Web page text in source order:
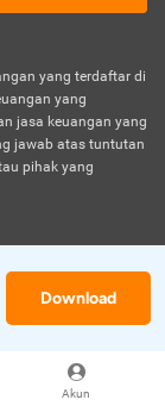
Akun
yang terdaftar di
yang
jasa keuangan yang
jawab atas tuntutan
pihak yang
Download